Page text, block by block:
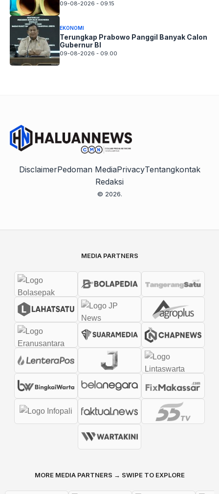
09-08-2026 - 09.15
EKONOMI
Terungkap Prabowo Panggil Banyak Calon
Gubernur BI
09-08-2026 - 09.00
DisclaimerPedoman MediaPrivacyTentangkontak
Redaksi
© 2026.
MEDIA PARTNERS
MORE MEDIA PARTNERS → SWIPE TO EXPLORE